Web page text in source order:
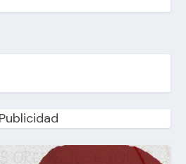
Publicidad